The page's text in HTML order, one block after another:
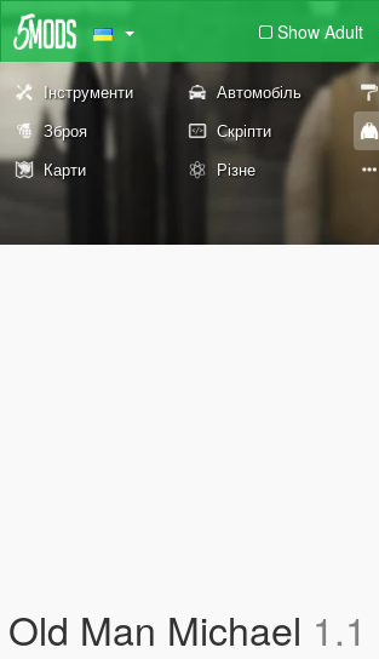
Show Adult
Інструменти Автомобіль
Зброя
Скріпти
Карти
Різне
Old Man Michael 1.1